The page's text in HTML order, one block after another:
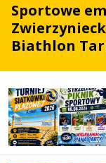
Sportowe
Biathlon